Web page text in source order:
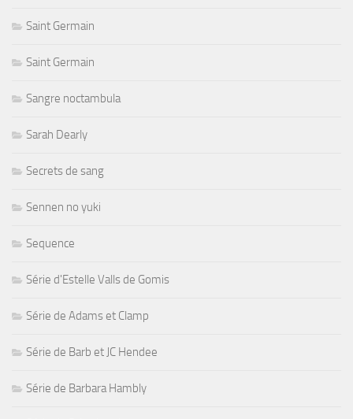
Saint Germain
Saint Germain
Sangre noctambula
Sarah Dearly
Secrets de sang
Sennen no yuki
Sequence
Série d'Estelle Valls de Gomis
Série de Adams et Clamp
Série de Barb et JC Hendee
Série de Barbara Hambly